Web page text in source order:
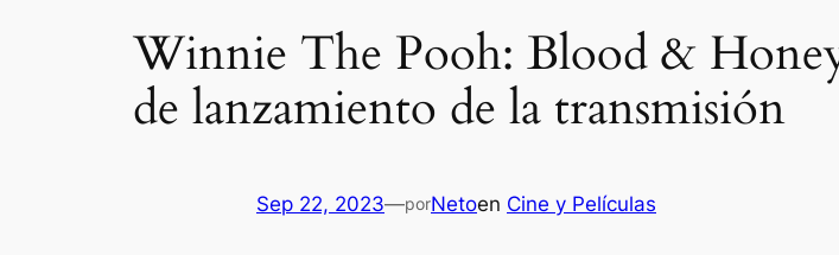
Winnie The Pooh: Blood &
de lanzamiento de la transmisión
Sep 22, 2023—porNetoen Cine y Películas